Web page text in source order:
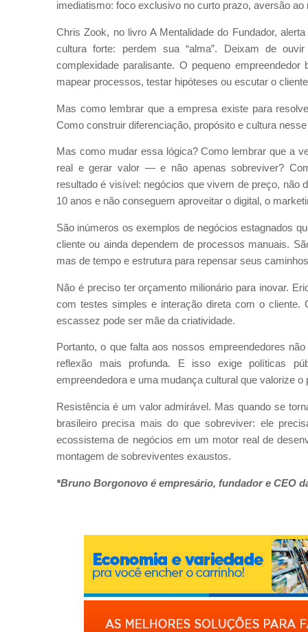
imediatismo: foco exclusivo no curto prazo, aversão
Chris Zook, no livro A Mentalidade do Fundador,
cultura forte: perdem sua “alma”. Deixam de
complexidade paralisante. O pequeno
mapear processos, testar hipóteses ou escutar o
Mas como lembrar que a empresa existe para
Como construir diferenciação, propósito e cultura
Mas como mudar essa lógica? Como lembrar que a
real e gerar valor — e não apenas sobreviver?
resultado é visível: negócios que vivem de preço, não
10 anos e não conseguem aproveitar o digital, o
São inúmeros os exemplos de negócios estagnados
cliente ou ainda dependem de processos manuais.
mas de tempo e estrutura para repensar seus
Não é preciso ter orçamento milionário para inovar.
com testes simples e interação direta com o cliente.
escassez pode ser mãe da criatividade.
Portanto, o que falta aos nossos empreendedores
reflexão mais profunda. E isso exige políticas
empreendedora e uma mudança cultural que valorize
Resistência é um valor admirável. Mas quando se
brasileiro precisa mais do que sobreviver: ele
ecossistema de negócios em um motor real de
montagem de sobreviventes exaustos.
*Bruno Borgonovo é empresário, fundador e CEO